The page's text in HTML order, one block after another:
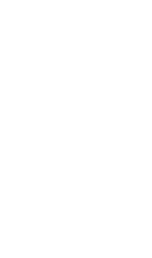
haine, incaltaminte,